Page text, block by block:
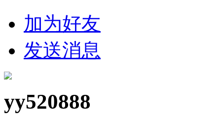
加为好友
发送消息
yy520888